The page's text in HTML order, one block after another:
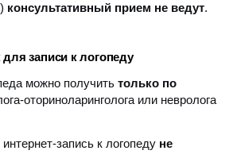
консультативный прием не ведут.
записи к логопеду
можно получить только по
оториноларинголога или невролога
запись к логопеду не